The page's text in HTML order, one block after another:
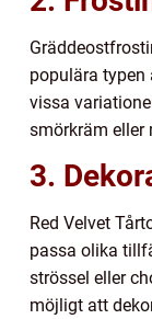
populära typen
vissa
smörkräm
3.
Red Velvet
passa olika
strössel eller
möjligt att